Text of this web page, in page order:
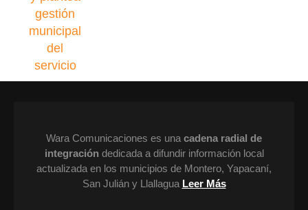
Wara Comunicaciones es una cadena radial de
integracióndedicada a difundir información local
actualizada en los municipios de Montero, Yapacaní,
San Julián y Llallagua Leer Más